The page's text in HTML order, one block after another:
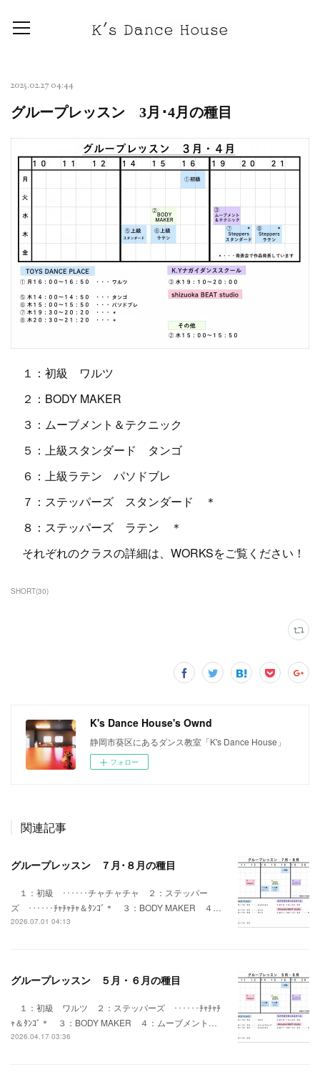
2025.02.27 04:44
グループレッスン 3月･4月の種目
１：初級 ワルツ
２：BODY MAKER
３：ムーブメント＆テクニック
５：上級スタンダード タンゴ
６：上級ラテン パソドブレ
７：ステッパーズ スタンダード ＊
８：ステッパーズ ラテン ＊
それぞれのクラスの詳細は、WORKSをご覧ください！
SHORT(30)
K's Dance House's Ownd
静岡市葵区にあるダンス教室「K's Dance House」
フォロー
関連記事
グループレッスン ７月･８月の種目
１：初級 ･･････チャチャチャ ２：ステッパー
ズ ･･････ﾁｬﾁｬﾁｬ＆ﾀﾝｺﾞ＊ ３：BODY MAKER ４…
2026.07.01 04:13
グループレッスン ５月・６月の種目
１：初級 ワルツ ２：ステッパーズ ･･････ﾁｬﾁｬﾁ
ｬ＆ﾀﾝｺﾞ＊ ３：BODY MAKER ４：ムーブメント…
2026.04.17 03:36